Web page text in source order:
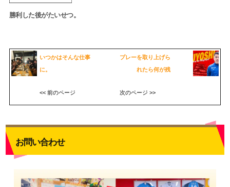
勝利した後がたいせつ。
いつかはそんな仕事
に。
<< 前のページ
プレーを取り上げら
れたら何が残
次のページ >>
お問い合わせ